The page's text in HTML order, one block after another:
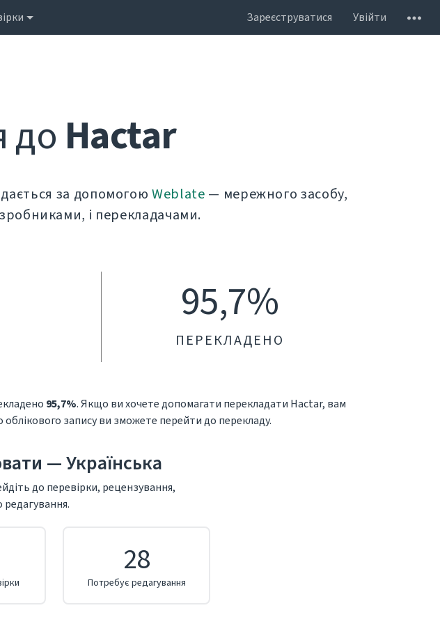
Зареєструватися Увійти
до Hactar
за допомогоюWeblate — мережного засобу,
і перекладачами.
95,7%
ПЕРЕКЛАДЕНО
95,7%. Якщо ви хочете допомагати перекладати Hactar, вам
облікового запису ви зможете перейти до перекладу.
— Українська
до перевірки, рецензування,
28
Потребує редагування